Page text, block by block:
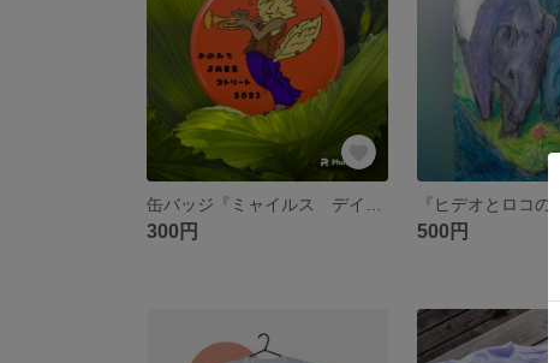
300円 500円